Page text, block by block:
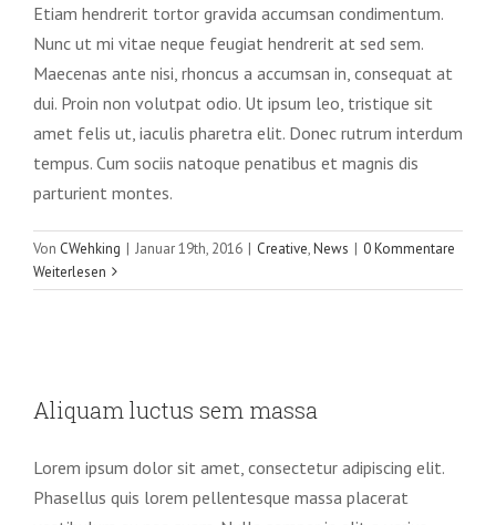
Etiam hendrerit tortor gravida accumsan condimentum.
Nunc ut mi vitae neque feugiat hendrerit at sed sem.
Maecenas ante nisi, rhoncus a accumsan in, consequat at
dui. Proin non volutpat odio. Ut ipsum leo, tristique sit
amet felis ut, iaculis pharetra elit. Donec rutrum interdum
tempus. Cum sociis natoque penatibus et magnis dis
parturient montes.
Von CWehking | Januar 19th, 2016 | Creative,News | 0 Kommentare
Weiterlesen
Design Technology
Aliquam luctus sem massa
Lorem ipsum dolor sit amet, consectetur adipiscing elit.
Phasellus quis lorem pellentesque massa placerat